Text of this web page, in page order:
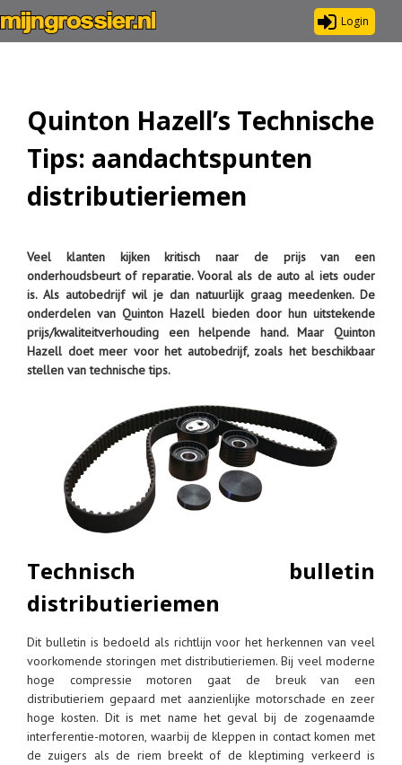
Login
Quinton Hazell’s Technische
Tips: aandachtspunten
distributieriemen
Veel klanten kijken kritisch naar de prijs van een
onderhoudsbeurt of reparatie. Vooral als de auto al iets ouder
is. Als autobedrijf wil je dan natuurlijk graag meedenken. De
onderdelen van Quinton Hazell bieden door hun uitstekende
prijs/kwaliteitverhouding een helpende hand. Maar Quinton
Hazell doet meer voor het autobedrijf, zoals het beschikbaar
stellen van technische tips.
Technisch bulletin
distributieriemen
Dit bulletin is bedoeld als richtlijn voor het herkennen van veel
voorkomende storingen met distributieriemen. Bij veel moderne
hoge compressie motoren gaat de breuk van een
distributieriem gepaard met aanzienlijke motorschade en zeer
hoge kosten. Dit is met name het geval bij de zogenaamde
interferentie-motoren, waarbij de kleppen in contact komen met
de zuigers als de riem breekt of de kleptiming verkeerd is